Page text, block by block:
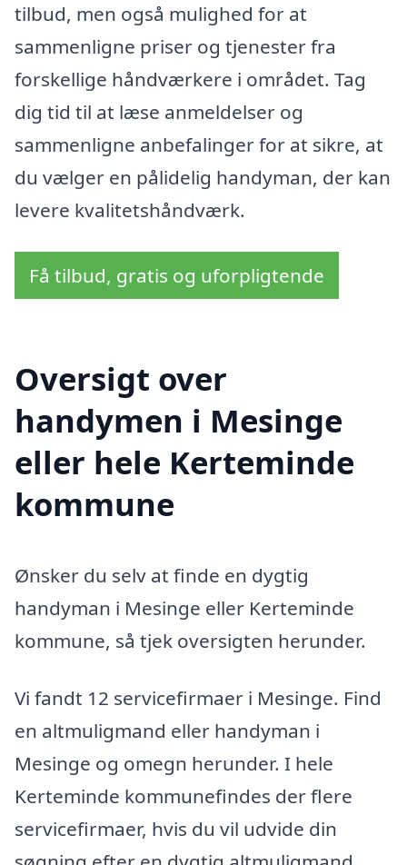
tilbud, men også mulighed for at
sammenligne priser og tjenester fra
forskellige håndværkere i området. Tag
dig tid til at læse anmeldelser og
sammenligne anbefalinger for at sikre, at
du vælger en pålidelig handyman, der kan
levere kvalitetshåndværk.
Få tilbud, gratis og uforpligtende
Oversigt over
handymen i Mesinge
eller hele Kerteminde
kommune
Ønsker du selv at finde en dygtig
handyman i Mesinge eller Kerteminde
kommune, så tjek oversigten herunder.
Vi fandt 12 servicefirmaer i Mesinge. Find
en altmuligmand eller handyman i
Mesinge og omegn herunder. I hele
Kerteminde kommunefindes der flere
servicefirmaer, hvis du vil udvide din